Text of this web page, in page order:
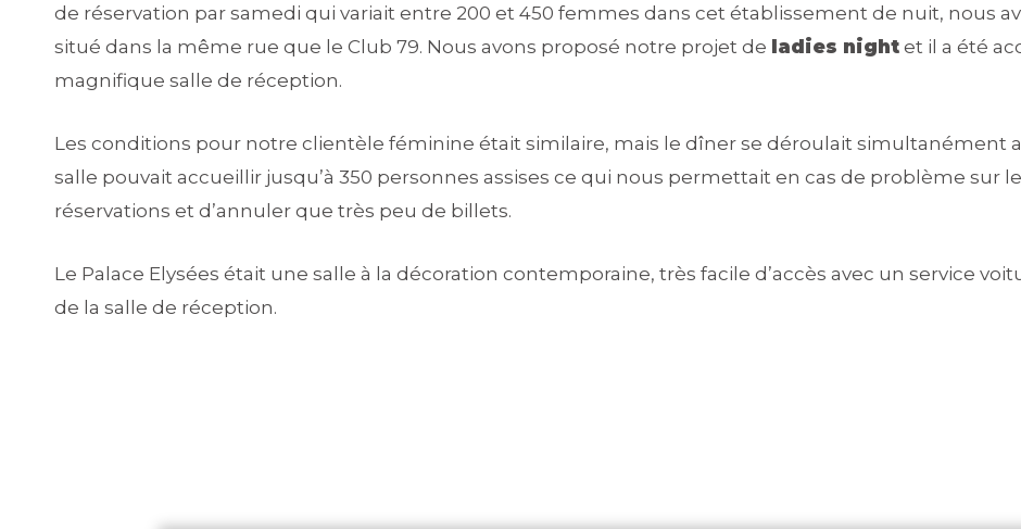
de réservation par samedi qui variait entre 200 et 450 femmes dans cet établissement de nuit, nous
situé dans la même rue que le Club 79. Nous avons proposé notre projet de ladies night et il a été
magnifique salle de réception.
Les conditions pour notre clientèle féminine était similaire, mais le dîner se déroulait simultanément
salle pouvait accueillir jusqu’à 350 personnes assises ce qui nous permettait en cas de problème sur
réservations et d’annuler que très peu de billets.
Le Palace Elysées était une salle à la décoration contemporaine, très facile d’accès avec un service
de la salle de réception.